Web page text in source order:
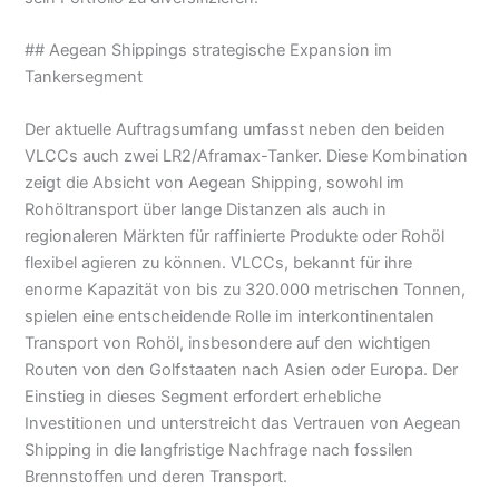
## Aegean Shippings strategische Expansion im
Tankersegment
Der aktuelle Auftragsumfang umfasst neben den beiden
VLCCs auch zwei LR2/Aframax-Tanker. Diese Kombination
zeigt die Absicht von Aegean Shipping, sowohl im
Rohöltransport über lange Distanzen als auch in
regionaleren Märkten für raffinierte Produkte oder Rohöl
flexibel agieren zu können. VLCCs, bekannt für ihre
enorme Kapazität von bis zu 320.000 metrischen Tonnen,
spielen eine entscheidende Rolle im interkontinentalen
Transport von Rohöl, insbesondere auf den wichtigen
Routen von den Golfstaaten nach Asien oder Europa. Der
Einstieg in dieses Segment erfordert erhebliche
Investitionen und unterstreicht das Vertrauen von Aegean
Shipping in die langfristige Nachfrage nach fossilen
Brennstoffen und deren Transport.